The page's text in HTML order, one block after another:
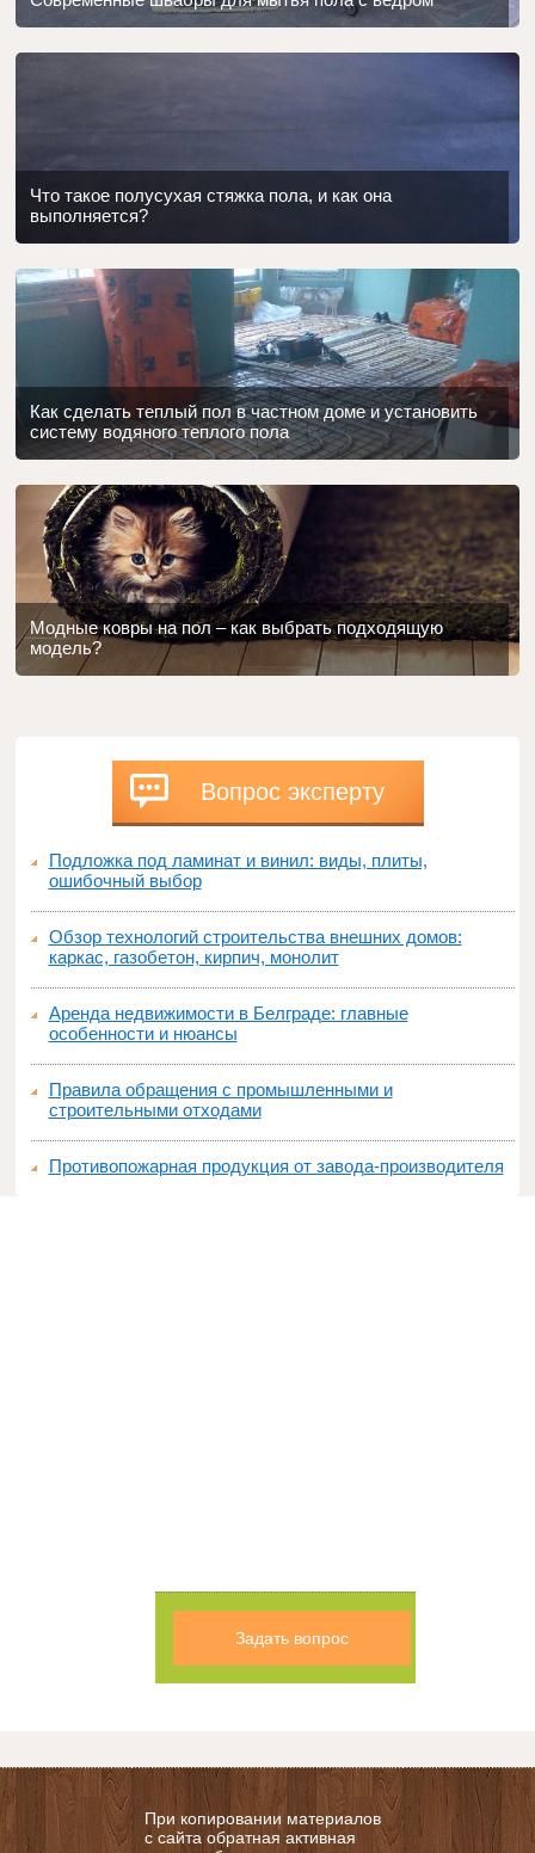
Что такое полусухая стяжка пола, и как она
выполняется?
Как сделать теплый пол в частном доме и установить
систему водяного теплого пола
Модные ковры на пол – как выбрать подходящую
модель?
Вопрос эксперту
Подложка под ламинат и винил: виды, плиты,
ошибочный выбор
Обзор технологий строительства внешних домов:
каркас, газобетон, кирпич, монолит
Аренда недвижимости в Белграде: главные
особенности и нюансы
Правила обращения с промышленными и
строительными отходами
Противопожарная продукция от завода-производителя
Задать вопрос
При копировании материалов
с сайта обратная активная